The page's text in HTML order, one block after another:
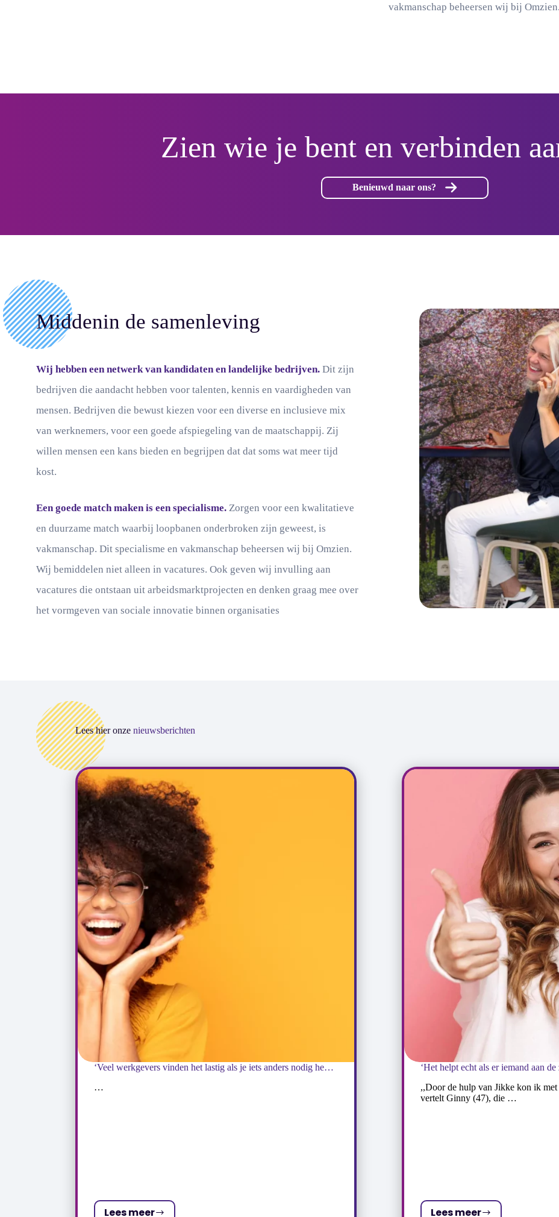
vakmanschap beheersen wij bij
Zien wie je bent en verbinden
Benieuwd naar ons?
Middenin de samenleving
Wij hebben een netwerk van kandidaten en landelijke bedrijven.Dit zijn
bedrijven die aandacht hebben voor talenten, kennis en vaardigheden van
mensen. Bedrijven die bewust kiezen voor een diverse en inclusieve mix
van werknemers, voor een goede afspiegeling van de maatschappij. Zij
willen mensen een kans bieden en begrijpen dat dat soms wat meer tijd
kost.
Een goede match maken is een specialisme.Zorgen voor een kwalitatieve
en duurzame match waarbij loopbanen onderbroken zijn geweest, is
vakmanschap. Dit specialisme en vakmanschap beheersen wij bij Omzien.
Wij bemiddelen niet alleen in vacatures. Ook geven wij invulling aan
vacatures die ontstaan uit arbeidsmarktprojecten en denken graag mee over
het vormgeven van sociale innovatie binnen organisaties
Lees hier onze nieuwsberichten
‘Veel werkgevers vinden het lastig als je iets anders nodig hebt dan standaard’
…
Lees meer
,,Door de hulp van Jikke kon ik
vertelt Ginny (47), die …
Lees meer